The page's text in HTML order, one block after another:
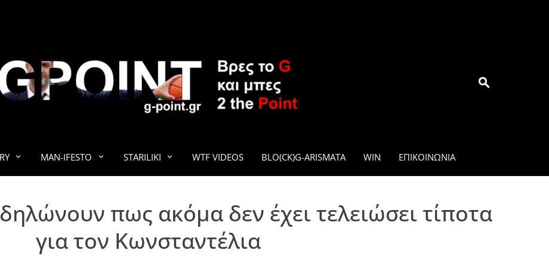
G-POINT.GR
MAN-IFESTO STARILIKI WTF VIDEOS BLO(CK)G-ARISMATA WIN ΕΠΙΚΟΙΝΩΝΊΑ
πως ακόμα δεν έχει τελειώσει τίποτα
για τον Κωνσταντέλια